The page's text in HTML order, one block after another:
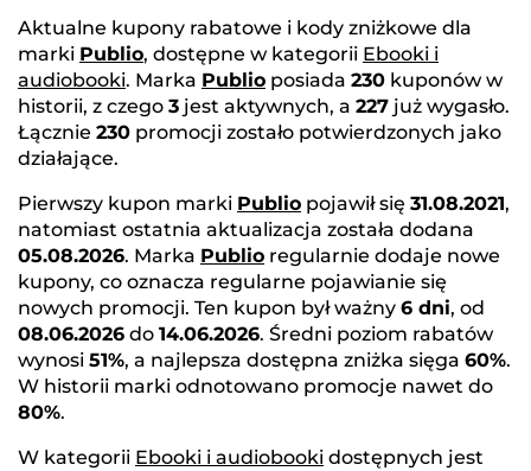
Aktualne kupony rabatowe i kody zniżkowe dla
marki Publio, dostępne w kategorii Ebooki i
audiobooki. Marka Publio posiada 230 kuponów w
historii, z czego 3 jest aktywnych, a 227 już wygasło.
Łącznie 230 promocji zostało potwierdzonych jako
działające.
Pierwszy kupon marki Publio pojawił się 31.08.2021,
natomiast ostatnia aktualizacja została dodana
05.08.2026. Marka Publio regularnie dodaje nowe
kupony, co oznacza regularne pojawianie się
nowych promocji. Ten kupon był ważny 6 dni, od
08.06.2026 do 14.06.2026. Średni poziom rabatów
wynosi 51%, a najlepsza dostępna zniżka sięga 60%.
W historii marki odnotowano promocje nawet do
80%.
W kategorii Ebooki i audiobooki dostępnych jest